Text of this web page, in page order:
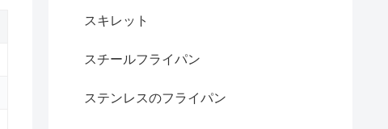
スキレット
スチールフライパン
ステンレスのフライパン